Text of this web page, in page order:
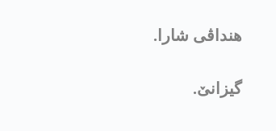
هنداڤی شارا.
گیزانێ.